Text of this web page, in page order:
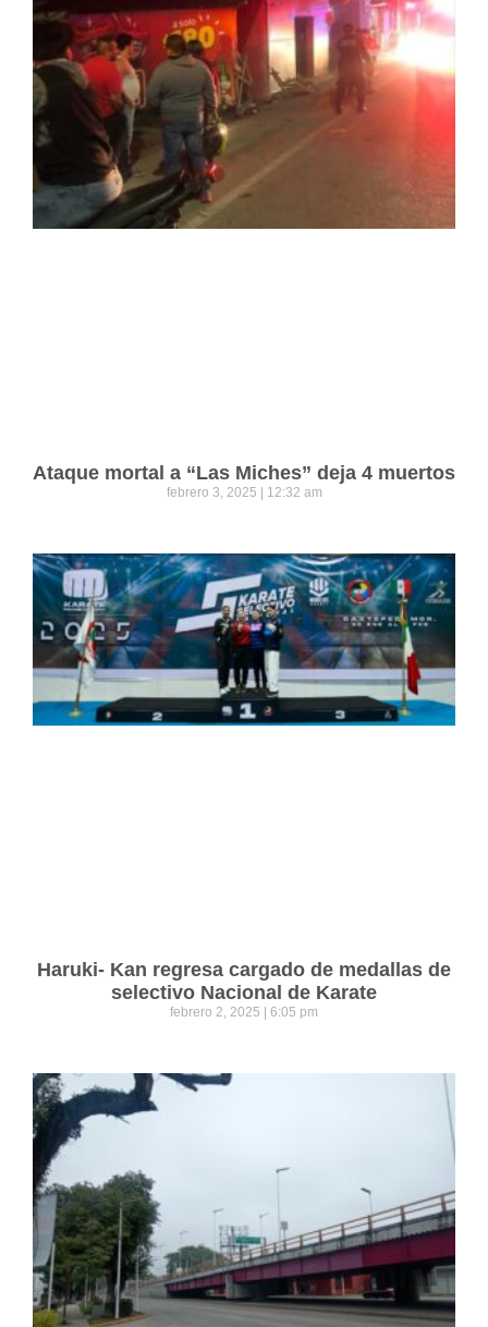
Ataque mortal a “Las Miches” deja 4 muertos
febrero 3, 2025 12:32 am
Haruki- Kan regresa cargado de medallas de
selectivo Nacional de Karate
febrero 2, 2025 6:05 pm